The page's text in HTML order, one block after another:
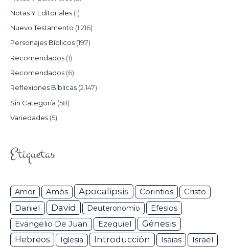
Notas Y Editoriales (1)
Nuevo Testamento (1.216)
Personajes Bíblicos (197)
Recomendados (1)
Recomendados (6)
Reflexiones Bíblicas (2.147)
Sin Categoría (58)
Variedades (5)
Etiquetas
Amor Amós Apocalipsis Corintios Cristo
Daniel David Deuteronomio Efesios
Evangelio De Juan Ezequiel
Génesis
Hebreos
Iglesia Introducción Isaias Israel